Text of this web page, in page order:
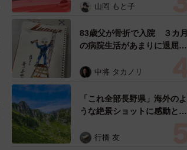
憩まで分刻み… 「大学生で
山岡 もと子
83歳父が骨折で入院 ３カ月
の病院生活があまりに退屈で
い！」→スケッチブックを見
すよ…」
中将 タカノリ
「これ全部長野県」海外のよ
うな絶景ショットに感動と反
ったんだって気づいた」
行橋 友